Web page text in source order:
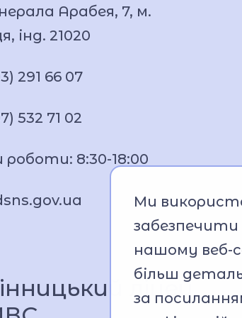
Арабея, 7, м.
інд. 21020
291 66 07
532 71 02
роботи: 8:30-18:00
ліцей
Ми
забезпечити
нашому веб-
більш
за